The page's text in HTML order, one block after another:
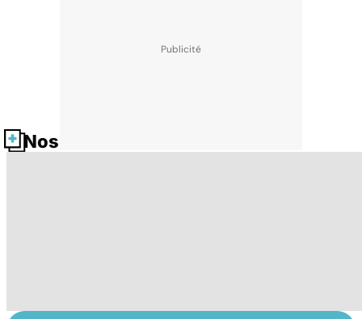
Nos fiches santé